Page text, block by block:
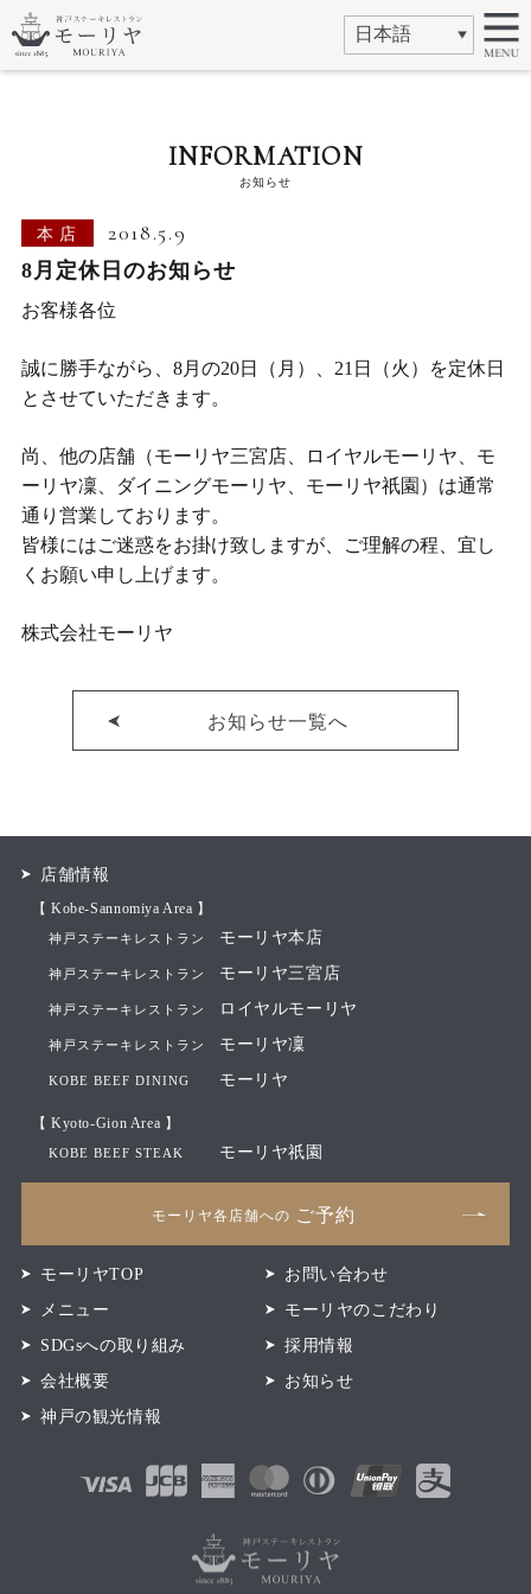
INFORMATION
お知らせ
本店 2018.5.9
8月定休日のお知らせ
お客様各位
誠に勝手ながら、8月の20日（月）、21日（火）を定休日
とさせていただきます。
尚、他の店舗（モーリヤ三宮店、ロイヤルモーリヤ、モ
ーリヤ凜、ダイニングモーリヤ、モーリヤ祇園）は通常
通り営業しております。
皆様にはご迷惑をお掛け致しますが、ご理解の程、宜し
くお願い申し上げます。
株式会社モーリヤ
お知らせ一覧へ
店舗情報
【 Kobe-Sannomiya Area 】
神戸ステーキレストラン モーリヤ本店
神戸ステーキレストラン モーリヤ三宮店
神戸ステーキレストラン ロイヤルモーリヤ
神戸ステーキレストラン モーリヤ凜
KOBE BEEF DINING モーリヤ
【 Kyoto-Gion Area 】
KOBE BEEF STEAK モーリヤ祇園
モーリヤ各店舗への ご予約
モーリヤTOP
お問い合わせ
メニュー
モーリヤのこだわり
SDGsへの取り組み
採用情報
会社概要
お知らせ
神戸の観光情報